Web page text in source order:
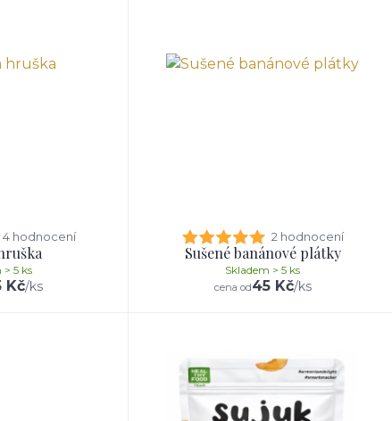
4 hodnocení
Kč/ks
> 5 ks
2 hodnocení
Sušené banánové plátky
cena od45 Kč/ks
Skladem > 5 ks